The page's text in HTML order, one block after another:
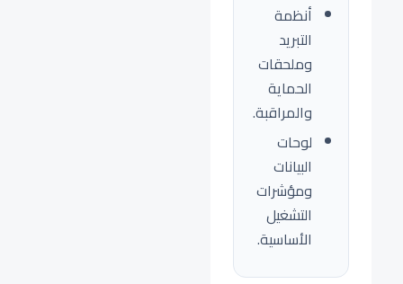
أنظمة
التبريد
وملحقات
الحماية
والمراقبة.
لوحات
البيانات
ومؤشرات
التشغيل
الأساسية.